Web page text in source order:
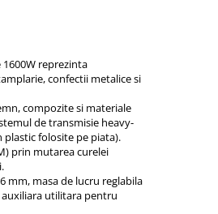
reprezinta
confectii metalice si
compozite si materiale
de transmisie heavy-
folosite pe piata).
prin mutarea curelei
mm, masa de lucru reglabila
utilitara pentru